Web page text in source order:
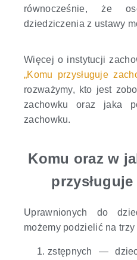
równocześnie, że
dziedziczenia z ustawy
Więcej o instytucji
„Komu przysługuje
rozważymy, kto jest
zachowku oraz jaka
zachowku.
Komu oraz w
Uprawnionych do
możemy podzielić na trzy
zstępnych —